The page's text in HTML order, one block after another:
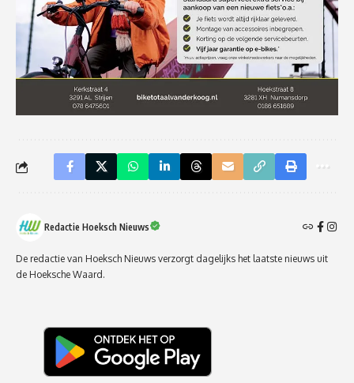
Redactie Hoeksch Nieuws
De redactie van Hoeksch Nieuws verzorgt dagelijks het laatste nieuws uit
de Hoeksche Waard.